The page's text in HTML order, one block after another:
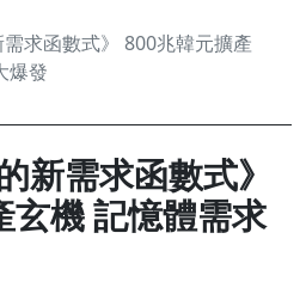
需求函數式》 800兆韓元擴產
爆發
新需求函數式》
玄機 記憶體需求